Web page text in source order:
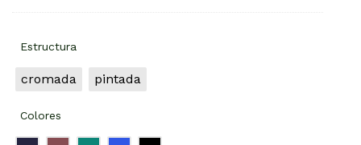
Estructura
cromada pintada
Colores